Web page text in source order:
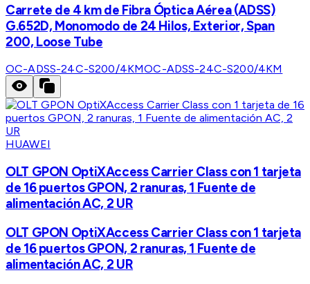
Carrete de 4 km de Fibra Óptica Aérea (ADSS)
G.652D, Monomodo de 24 Hilos, Exterior, Span
200, Loose Tube
OC-ADSS-24C-S200/4KMOC-ADSS-24C-S200/4KM
HUAWEI
OLT GPON OptiXAccess Carrier Class con 1 tarjeta
de 16 puertos GPON, 2 ranuras, 1 Fuente de
alimentación AC, 2 UR
OLT GPON OptiXAccess Carrier Class con 1 tarjeta
de 16 puertos GPON, 2 ranuras, 1 Fuente de
alimentación AC, 2 UR